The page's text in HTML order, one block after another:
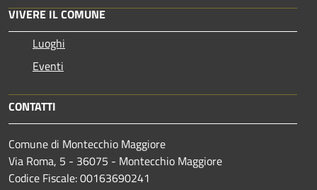
VIVERE IL COMUNE
Luoghi
Eventi
CONTATTI
Comune di Montecchio Maggiore
Via Roma, 5 - 36075 - Montecchio Maggiore
Codice Fiscale: 00163690241